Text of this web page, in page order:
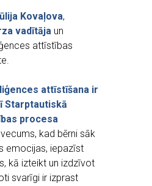
Kovaļova,
vadītāja un
attīstības
attīstīšana ir
Starptautiskā
procesa
kad bērni sāk
emocijas, iepazīst
kā izteikt un izdzīvot
svarīgi ir izprast